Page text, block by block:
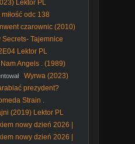
Lektor PL
odc 138
czarownic (2010)
Tajemnice
Lektor PL
Nam Angels . (1989)
Wyrwa (2023)
prezydent?
Strain .
(2019) Lektor PL
nowy dzień 2026 |
nowy dzień 2026 |